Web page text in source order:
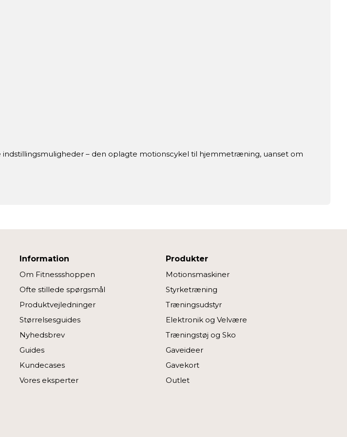
indstillingsmuligheder – den oplagte motionscykel til hjemmetræning, uanset om
Information
Om Fitnessshoppen
Ofte stillede spørgsmål
Produktvejledninger
Størrelsesguides
Nyhedsbrev
Guides
Kundecases
Vores eksperter
Produkter
Motionsmaskiner
Styrketræning
Træningsudstyr
Elektronik og Velvære
Træningstøj og Sko
Gaveideer
Gavekort
Outlet